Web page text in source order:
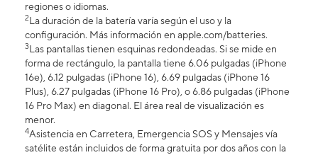
regiones o idiomas.
2La duración de la batería varía según el uso y la
configuración. Más información en apple.com/batteries.
3Las pantallas tienen esquinas redondeadas. Si se mide en
forma de rectángulo, la pantalla tiene 6.06 pulgadas (iPhone
16e), 6.12 pulgadas (iPhone 16), 6.69 pulgadas (iPhone 16
Plus), 6.27 pulgadas (iPhone 16 Pro), o 6.86 pulgadas (iPhone
16 Pro Max) en diagonal. El área real de visualización es
menor.
4Asistencia en Carretera, Emergencia SOS y Mensajes vía
satélite están incluidos de forma gratuita por dos años con la